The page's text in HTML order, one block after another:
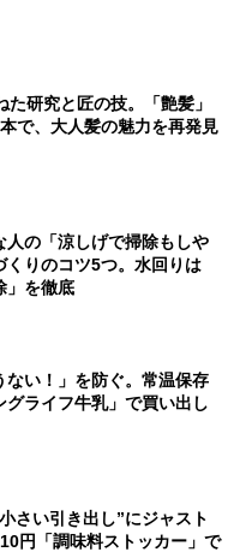
た研究と匠の技。「艶髪」
で、大人髪の魅力を再発見
人の「涼しげで掃除もしや
くりのコツ5つ。水回りは
」を徹底
ない！」を防ぐ。常温保存
グライフ牛乳」で買い出し
さい引き出し”にジャスト
円「調味料ストッカー」で